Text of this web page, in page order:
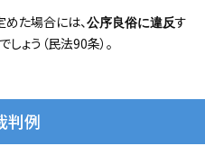
た場合には、 公序良俗に違反す
ょう（民法90条）。
判例